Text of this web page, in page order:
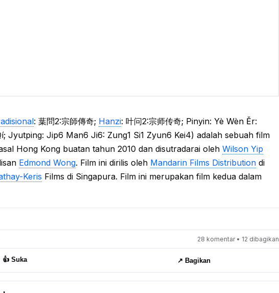
: 葉問2:宗師傳奇; Hanzi: 叶问2:宗师传奇; Pinyin: Yè Wèn Ěr:
Jyutping: Jip6 Man6 Ji6: Zung1 Si1 Zyun6 Kei4) adalah sebuah film
Hong Kong buatan tahun 2010 dan disutradarai oleh Wilson Yip
Edmond Wong. Film ini dirilis oleh Mandarin Films Distribution di
Keris Films di Singapura. Film ini merupakan film kedua dalam
28 komentar • 12 dibagikan
👍 Suka ↗️ Bagikan